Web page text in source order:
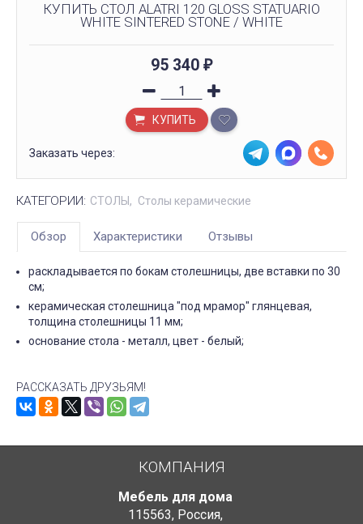
КУПИТЬ СТОЛ ALATRI 120 GLOSS STATUARIO
WHITE SINTERED STONE / WHITE
95 340 ₽
КУПИТЬ
Заказать через:
КАТЕГОРИИ: СТОЛЫ Столы керамические
Обзор Характеристики Отзывы
раскладывается по бокам столешницы, две вставки по 30
см;
керамическая столешница "под мрамор" глянцевая,
толщина столешницы 11 мм;
основание стола - металл, цвет - белый;
РАССКАЗАТЬ ДРУЗЬЯМ!
КОМПАНИЯ
Мебель для дома
115563, Россия,